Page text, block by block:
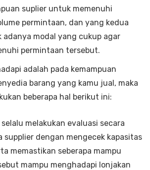
suplier untuk memenuhi
permintaan, dan yang kedua
adanya modal yang cukup agar
permintaan tersebut.
adalah pada kemampuan
barang yang kamu jual, maka
beberapa hal berikut ini:
melakukan evaluasi secara
supplier dengan mengecek kapasitas
memastikan seberapa mampu
mampu menghadapi lonjakan